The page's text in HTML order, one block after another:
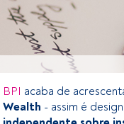
BPI acaba de
Wealth - assim é